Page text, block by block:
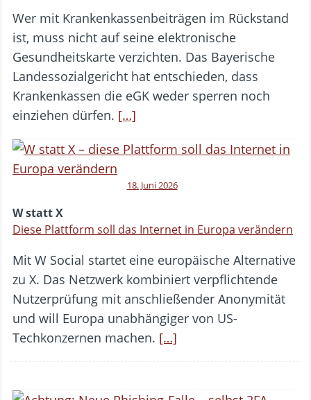
Wer mit Krankenkassenbeiträgen im Rückstand
ist, muss nicht auf seine elektronische
Gesundheitskarte verzichten. Das Bayerische
Landessozialgericht hat entschieden, dass
Krankenkassen die eGK weder sperren noch
einziehen dürfen. […]
18. Juni 2026
W statt X
Diese Plattform soll das Internet in Europa verändern
Mit W Social startet eine europäische Alternative
zu X. Das Netzwerk kombiniert verpflichtende
Nutzerprüfung mit anschließender Anonymität
und will Europa unabhängiger von US-
Techkonzernen machen. […]